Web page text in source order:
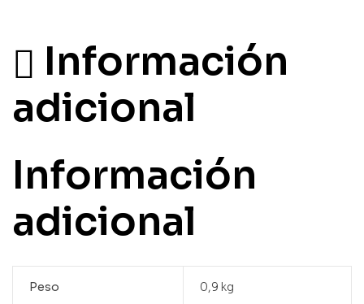
Información
adicional
Información
adicional
Peso 0,9 kg